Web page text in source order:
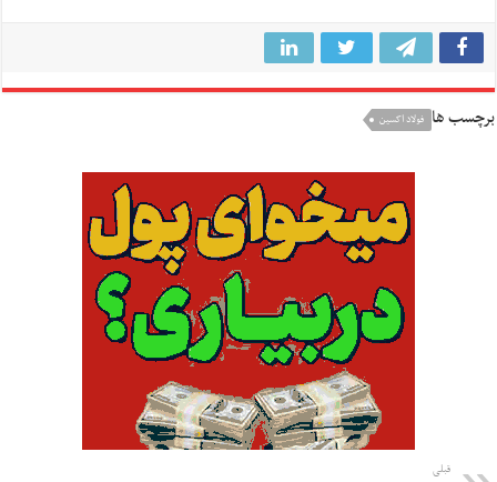
برچسب ها فولاد اکسین
قبلی